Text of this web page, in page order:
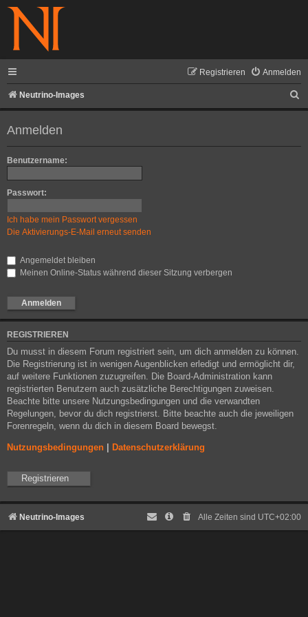
Anmelden
Registrieren
Neutrino-Images
u
Anmelden
Benutzername:
Passwort:
Ich habe mein Passwort vergessen
Die Aktivierungs-E-Mail erneut senden
Angemeldet bleiben
Meinen Online-Status während dieser Sitzung verbergen
REGISTRIEREN
Du musst in diesem Forum registriert sein, um dich anmelden zu können.
Die Registrierung ist in wenigen Augenblicken erledigt und ermöglicht dir,
auf weitere Funktionen zuzugreifen. Die Board-Administration kann
registrierten Benutzern auch zusätzliche Berechtigungen zuweisen.
Beachte bitte unsere Nutzungsbedingungen und die verwandten
Regelungen, bevor du dich registrierst. Bitte beachte auch die jeweiligen
Forenregeln, wenn du dich in diesem Board bewegst.
Nutzungsbedingungen Datenschutzerklärung
Registrieren
Neutrino-Images Alle Zeiten sind UTC+02:00